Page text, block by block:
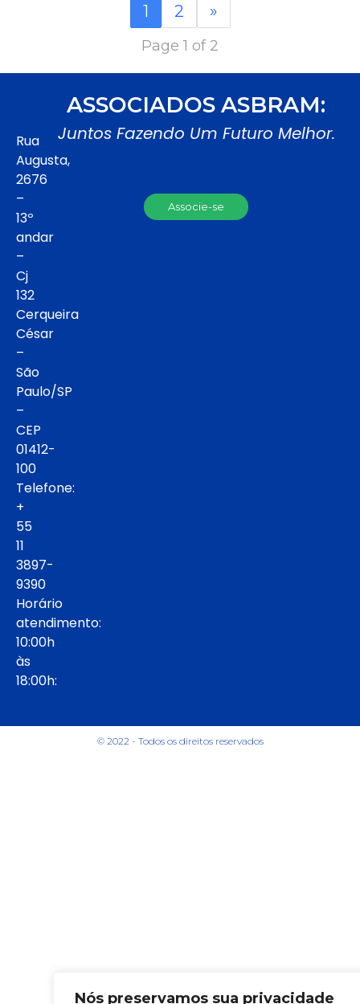
Nós preservamos sua privacidade
1 2 »
Page 1 of 2
Rua
Augusta,
2676
–
13º
andar
–
Cj
132
Cerqueira
César
–
São
Paulo/SP
–
CEP
01412-
100
Telefone:
+
55
11
3897-
9390
Horário
atendimento:
10:00h
às
18:00h:
ASSOCIADOS ASBRAM:
Juntos Fazendo Um Futuro Melhor.
Associe-se
© 2022 - Todos os direitos reservados